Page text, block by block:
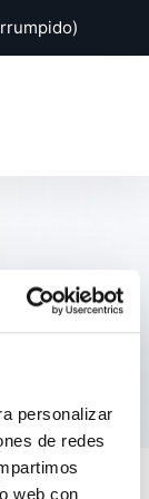
personalizar
de redes
web con